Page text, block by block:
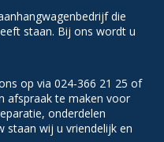
die
staan. Bij ons wordt u
op via 024-366 21 25 of
afspraak te maken voor
onderdelen
staan wij u vriendelijk en